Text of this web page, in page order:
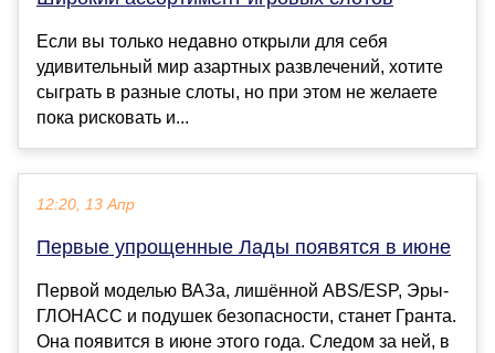
Если вы только недавно открыли для себя
удивительный мир азартных развлечений, хотите
сыграть в разные слоты, но при этом не желаете
пока рисковать и...
12:20, 13 Апр
Первые упрощенные Лады появятся в июне
Первой моделью ВАЗа, лишённой ABS/ESP, Эры-
ГЛОНАСС и подушек безопасности, станет Гранта.
Она появится в июне этого года. Следом за ней, в